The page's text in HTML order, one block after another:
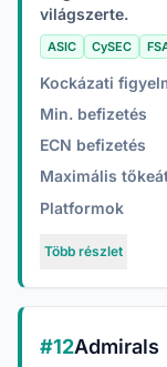
világszerte.
ASIC CySEC
Kockázati
Min. befizetés
ECN befizetés
Maximális
Platformok
Több részlet
#12Admirals